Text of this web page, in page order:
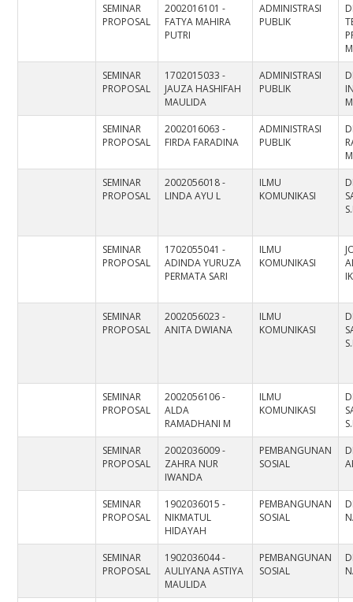
SEMINAR
PROPOSAL
2002016101 -
FATYA MAHIRA
PUTRI
ADMINISTRASI
PUBLIK
SEMINAR
PROPOSAL
1702015033 -
JAUZA HASHIFAH
MAULIDA
ADMINISTRASI
PUBLIK
SEMINAR
PROPOSAL
2002016063 -
FIRDA FARADINA
ADMINISTRASI
PUBLIK
SEMINAR
PROPOSAL
2002056018 -
LINDA AYU L
ILMU
KOMUNIKASI
SEMINAR
PROPOSAL
1702055041 -
ADINDA YURUZA
PERMATA SARI
ILMU
KOMUNIKASI
SEMINAR
PROPOSAL
2002056023 -
ANITA DWIANA
ILMU
KOMUNIKASI
SEMINAR
PROPOSAL
2002056106 -
ALDA
RAMADHANI M
ILMU
KOMUNIKASI
SEMINAR
PROPOSAL
2002036009 -
ZAHRA NUR
IWANDA
PEMBANGUNAN
SOSIAL
SEMINAR
PROPOSAL
1902036015 -
NIKMATUL
HIDAYAH
PEMBANGUNAN
SOSIAL
SEMINAR
PROPOSAL
1902036044 -
AULIYANA ASTIYA
MAULIDA
PEMBANGUNAN
SOSIAL